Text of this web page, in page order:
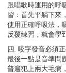
跟唱歌時運用的呼
習：首先平躺下來
使用正確呼吸法，
反覆練習，就會學
四. 咬字發音必須
最後一點是音準問
普遍犯上兩大毛病